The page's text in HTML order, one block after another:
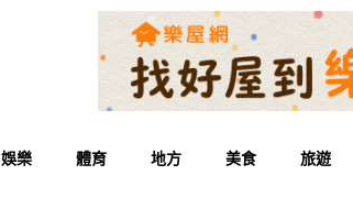
娛樂 體育 地方 美食 旅遊